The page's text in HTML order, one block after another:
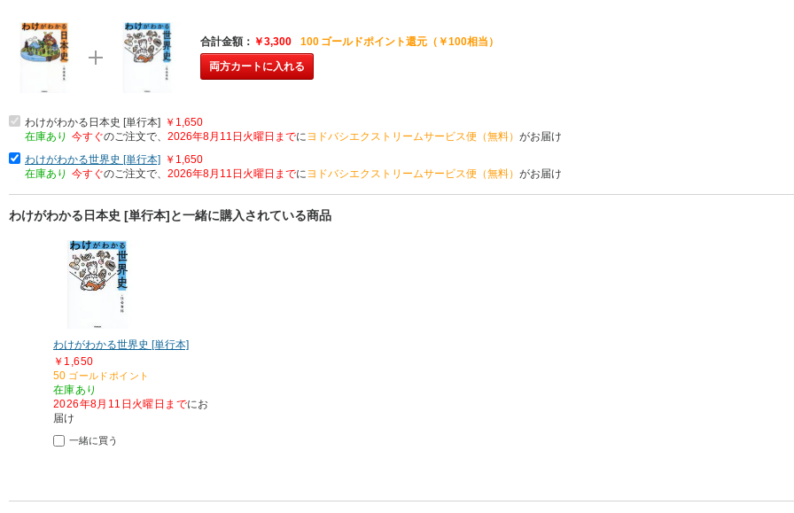
合計金額 ￥3,300 100 ゴールドポイント還元（￥100相当）
両方カートに入れる
わけがわかる日本史 [単行本] ￥1,650
在庫あり 今すぐのご注文で、 2026年8月11日火曜日までにヨドバシエクストリームサービス便（無料） がお届け
わけがわかる世界史 [単行本] ￥1,650
在庫あり 今すぐのご注文で、 2026年8月11日火曜日までにヨドバシエクストリームサービス便（無料） がお届け
わけがわかる日本史 [単行本]と一緒に購入されている商品
一緒に買う
わけがわかる世界史 [単行本]
￥1,650
50 ゴールドポイント
在庫あり
2026年8月11日火曜日までにお
届け